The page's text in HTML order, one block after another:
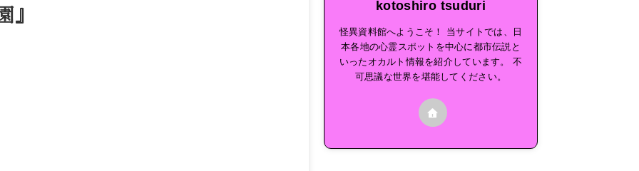
』
kotoshiro tsuduri
怪異資料館へようこそ！ 当サイトでは、日
本各地の心霊スポットを中心に都市伝説と
いったオカルト情報を紹介しています。 不
可思議な世界を堪能してください。